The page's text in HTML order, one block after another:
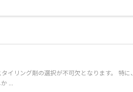
イリング剤の選択が不可欠となります。 特に、
...